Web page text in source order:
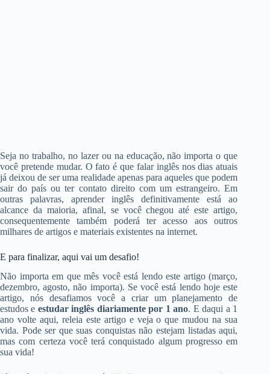
Seja no trabalho, no lazer ou na educação, não importa o que
você pretende mudar. O fato é que falar inglês nos dias atuais
já deixou de ser uma realidade apenas para aqueles que podem
sair do país ou ter contato direito com um estrangeiro. Em
outras palavras, aprender inglês definitivamente está ao
alcance da maioria, afinal, se você chegou até este artigo,
consequentemente também poderá ter acesso aos outros
milhares de artigos e materiais existentes na internet.
E para finalizar, aqui vai um desafio!
Não importa em que mês você está lendo este artigo (março,
dezembro, agosto, não importa). Se você está lendo hoje este
artigo, nós desafiamos você a criar um planejamento de
estudos e estudar inglês diariamente por 1 ano. E daqui a 1
ano volte aqui, releia este artigo e veja o que mudou na sua
vida. Pode ser que suas conquistas não estejam listadas aqui,
mas com certeza você terá conquistado algum progresso em
sua vida!